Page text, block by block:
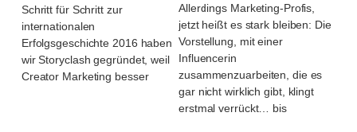
Schritt für Schritt zur
internationalen
Erfolgsgeschichte 2016 haben
wir Storyclash gegründet, weil
Creator Marketing besser
Allerdings Marketing-Profis,
jetzt heißt es stark bleiben: Die
Vorstellung, mit einer
Influencerin
zusammenzuarbeiten, die es
gar nicht wirklich gibt, klingt
erstmal verrückt… bis